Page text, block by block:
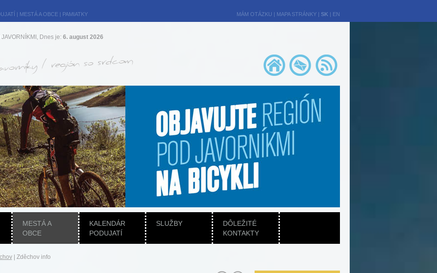
| MESTÁ A OBCE| PAMIATKY MÁM OTÁZKU | MAPA STRÁNKY| SK | EN
Dnes je: 6. august 2026
MESTÁ A
OBCE
KALENDÁR
PODUJATÍ
SLUŽBY
DÔLEŽITÉ
KONTAKTY
| Zděchov info